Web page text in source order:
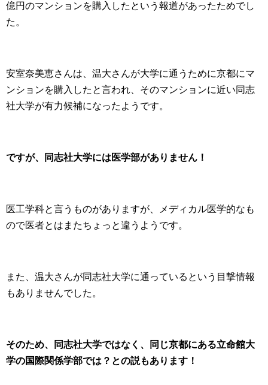
億円のマンションを購入したという報道があったためでし
た。
安室奈美恵さんは、温大さんが大学に通うために京都にマ
ンションを購入したと言われ、そのマンションに近い同志
社大学が有力候補になったようです。
ですが、同志社大学には医学部がありません！
医工学科と言うものがありますが、メディカル医学的なも
ので医者とはまたちょっと違うようです。
また、温大さんが同志社大学に通っているという目撃情報
もありませんでした。
そのため、同志社大学ではなく、同じ京都にある立命館大
学の国際関係学部では？との説もあります！